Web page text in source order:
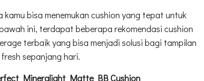
kamu bisa menemukan cushion yang tepat untuk
ini, terdapat beberapa rekomendasi cushion
terbaik yang bisa menjadi solusi bagi tampilan
sepanjang hari.
Mineralight Matte BB Cushion